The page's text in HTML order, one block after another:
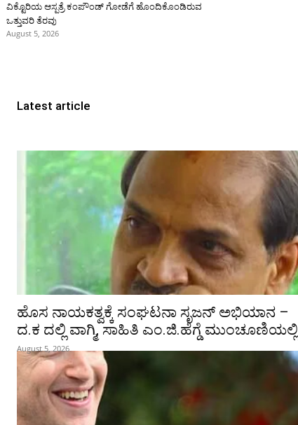
ವಿಕ್ಟೊರಿಯ ಆಸ್ಪತ್ರೆ ಕಂಪೌಂಡ್ ಗೋಡೆಗೆ ಹೊಂದಿಕೊಂಡಿರುವ
ಒತ್ತುವರಿ ತೆರವು
August 5, 2026
Latest article
ಹೊಸ ನಾಯಕತ್ವಕ್ಕೆ ಸಂಘಟನಾ ಸೃಜನ್ ಅಭಿಯಾನ –
ದ.ಕ ದಲ್ಲಿ ವಾಗ್ಮಿ, ಸಾಹಿತಿ ಎಂ.ಜಿ.ಹೆಗ್ಡೆ ಮುಂಚೂಣಿಯಲ್ಲಿ
August 5, 2026